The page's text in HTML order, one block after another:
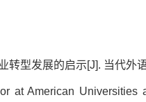
转型发展的启示[J]. 当代外
at American Universities